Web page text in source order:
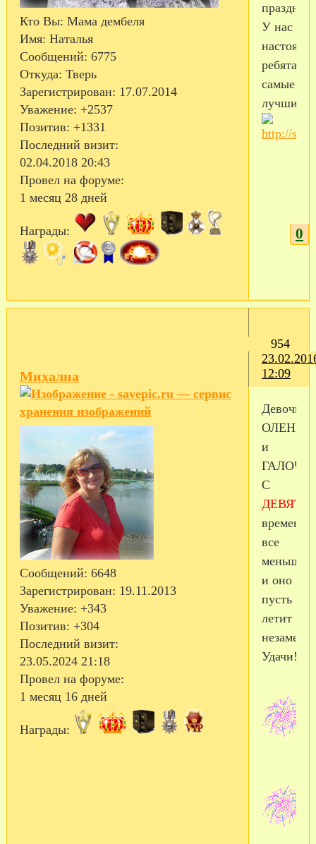
Кто Вы: Мама дембеля
Имя: Наталья
Сообщений: 6775
Откуда: Тверь
Зарегистрирован: 17.07.2014
Уважение: +2537
Позитив: +1331
Последний визит:
02.04.2018 20:43
Провел на форуме:
1 месяц 28 дней
Награды:
У нас
ребята,
самые
лучшие.
0
954
12:09
Михална
Сообщений: 6648
Зарегистрирован: 19.11.2013
Уважение: +343
Позитив: +304
Последний визит:
23.05.2024 21:18
Провел на форуме:
1 месяц 16 дней
Награды:
Девочки!
и
С
времени
все
и оно
пусть
летит
Удачи!